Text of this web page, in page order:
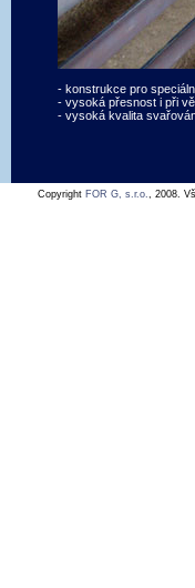
- konstrukce pro
- vysoká přesnost i při
- vysoká kvalita
Copyright FOR G, s.r.o., 2008.